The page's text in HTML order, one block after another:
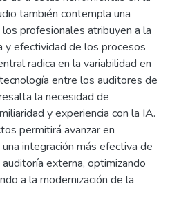
también contempla una
profesionales atribuyen a la
y efectividad de los procesos
radica en la variabilidad en
entre los auditores de
la necesidad de
y experiencia con la IA.
permitirá avanzar en
integración más efectiva de
externa, optimizando
a la modernización de la